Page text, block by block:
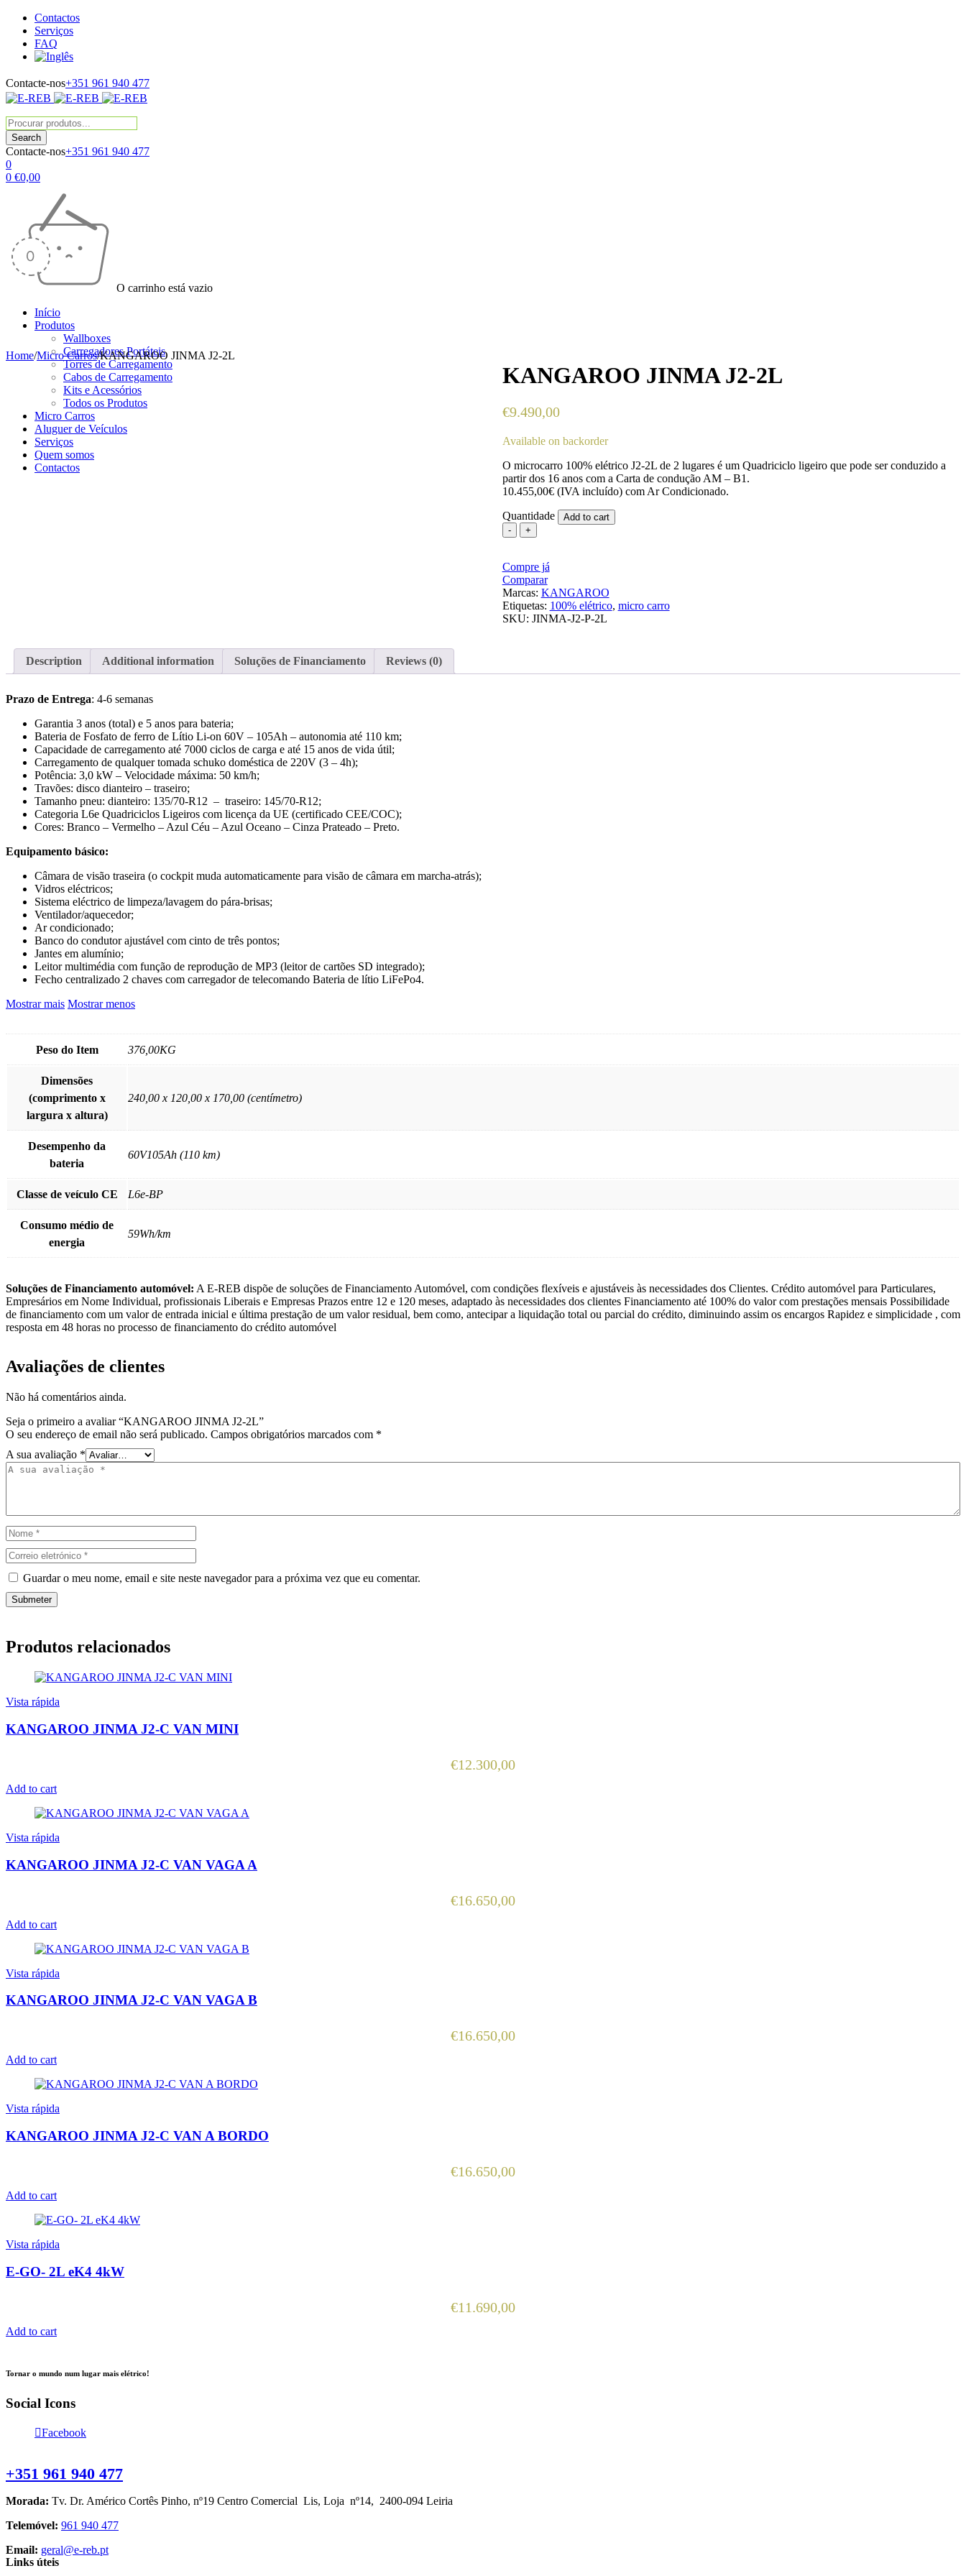
Contactos
Serviços
FAQ
Contacte-nos+351 961 940 477
Contacte-nos+351 961 940 477
0
0 €0,00
O carrinho está vazio
Início
Produtos
Wallboxes
Carregadores Portáteis
Torres de Carregamento
Cabos de Carregamento
Kits e Acessórios
Todos os Produtos
Micro Carros
Aluguer de Veículos
Serviços
Quem somos
Contactos
Home/Micro Carros/KANGAROO JINMA J2-2L
KANGAROO JINMA J2-2L
€9.490,00
Available on backorder
O microcarro 100% elétrico J2-2L de 2 lugares é um Quadriciclo ligeiro que pode ser conduzido a
partir dos 16 anos com a Carta de condução AM – B1.
10.455,00€ (IVA incluído) com Ar Condicionado.
Quantidade
KANGAROO
JINMA
2L
quantity
Add to cart
Compre já
Comparar
Marcas: KANGAROO
Etiquetas: 100% elétrico, micro carro
SKU: JINMA-J2-P-2L
Description Additional information Soluções de Financiamento Reviews (0)
Prazo de Entrega: 4-6 semanas
Garantia 3 anos (total) e 5 anos para bateria;
Bateria de Fosfato de ferro de Lítio Li-on 60V – 105Ah – autonomia até 110 km;
Capacidade de carregamento até 7000 ciclos de carga e até 15 anos de vida útil;
Carregamento de qualquer tomada schuko doméstica de 220V (3 – 4h);
Potência: 3,0 kW – Velocidade máxima: 50 km/h;
Travões: disco dianteiro – traseiro;
Tamanho pneu: dianteiro: 135/70-R12 – traseiro: 145/70-R12;
Categoria L6e Quadriciclos Ligeiros com licença da UE (certificado CEE/COC);
Cores: Branco – Vermelho – Azul Céu – Azul Oceano – Cinza Prateado – Preto.
Equipamento básico:
Câmara de visão traseira (o cockpit muda automaticamente para visão de câmara em marcha-atrás);
Vidros eléctricos;
Sistema eléctrico de limpeza/lavagem do pára-brisas;
Ventilador/aquecedor;
Ar condicionado;
Banco do condutor ajustável com cinto de três pontos;
Jantes em alumínio;
Leitor multimédia com função de reprodução de MP3 (leitor de cartões SD integrado);
Fecho centralizado 2 chaves com carregador de telecomando Bateria de lítio LiFePo4.
Mostrar mais Mostrar menos
Peso do Item 376,00KG
Dimensões
(comprimento x
largura x altura)
240,00 x 120,00 x 170,00 (centímetro)
Desempenho da
bateria
60V105Ah (110 km)
Classe de veículo CE L6e-BP
Consumo médio de
energia
59Wh/km
Soluções de Financiamento automóvel: A E-REB dispõe de soluções de Financiamento Automóvel, com condições flexíveis e ajustáveis às necessidades dos Clientes. Crédito automóvel para Particulares,
Empresários em Nome Individual, profissionais Liberais e Empresas Prazos entre 12 e 120 meses, adaptado às necessidades dos clientes Financiamento até 100% do valor com prestações mensais Possibilidade
de financiamento com um valor de entrada inicial e última prestação de um valor residual, bem como, antecipar a liquidação total ou parcial do crédito, diminuindo assim os encargos Rapidez e simplicidade , com
resposta em 48 horas no processo de financiamento do crédito automóvel
Avaliações de clientes
Não há comentários ainda.
Seja o primeiro a avaliar “KANGAROO JINMA J2-2L”
O seu endereço de email não será publicado. Campos obrigatórios marcados com *
A sua avaliação *
Guardar o meu nome, email e site neste navegador para a próxima vez que eu comentar.
Produtos relacionados
Vista rápida
KANGAROO JINMA J2-C VAN MINI
€12.300,00
Add to cart
Vista rápida
KANGAROO JINMA J2-C VAN VAGA A
€16.650,00
Add to cart
Vista rápida
KANGAROO JINMA J2-C VAN VAGA B
€16.650,00
Add to cart
Vista rápida
KANGAROO JINMA J2-C VAN A BORDO
€16.650,00
Add to cart
Vista rápida
E-GO- 2L eK4 4kW
€11.690,00
Add to cart
Tornar o mundo num lugar mais elétrico!
Social Icons
Facebook
+351 961 940 477
Morada: Tv. Dr. Américo Cortês Pinho, nº19 Centro Comercial Lis, Loja nº14, 2400-094 Leiria
Telemóvel: 961 940 477
Email: geral@e-reb.pt
Links úteis